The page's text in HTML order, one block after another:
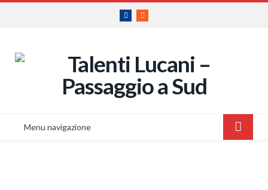
Facebook
RSS
Menu navigazione